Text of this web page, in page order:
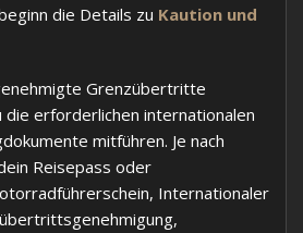
die Details zu Kaution und
Grenzübertritte
erforderlichen internationalen
mitführen. Je nach
Reisepass oder
Internationaler